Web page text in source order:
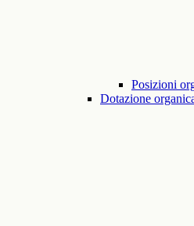
Posizioni
Dotazione